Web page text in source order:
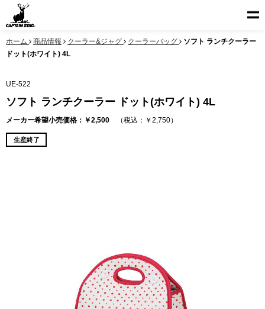
ホーム 商品情報 クーラー&ジャグ クーラーバッグ
ソフト ランチクーラー
ドット(ホワイト) 4L
UE-522
ソフト ランチクーラー ドット(ホワイト) 4L
メーカー希望小売価格：￥2,500 （税込：￥2,750）
生産終了